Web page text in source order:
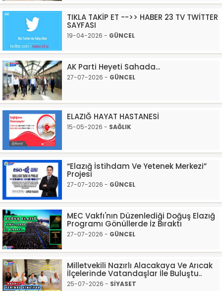
TIKLA TAKİP ET -->> HABER 23 TV TWİTTER
SAYFASI
19-04-2026 - GÜNCEL
AK Parti Heyeti Sahada...
27-07-2026 - GÜNCEL
ELAZIĞ HAYAT HASTANESİ
15-05-2026 - SAĞLIK
“Elazığ İstihdam Ve Yetenek Merkezi”
Projesi
27-07-2026 - GÜNCEL
MEC Vakfı'nın Düzenlediği Doğuş Elazığ
Programı Gönüllerde İz Bıraktı
27-07-2026 - GÜNCEL
Milletvekili Nazırlı Alacakaya Ve Arıcak
İlçelerinde Vatandaşlar İle Buluştu..
25-07-2026 - SİYASET